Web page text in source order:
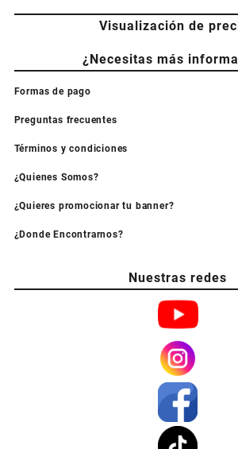
Visualización de
¿Necesitas más
Formas de pago
Preguntas frecuentes
Términos y condiciones
¿Quienes Somos?
¿Quieres promocionar tu banner?
¿Donde Encontrarnos?
Nuestras redes